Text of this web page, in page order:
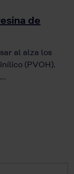
de
al alza los
(PVOH).